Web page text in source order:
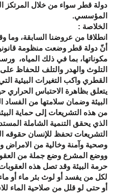
دولة قطر سواء من خلال المرتكز
المؤسسي.
الخلاصة :
انطلاقا من عروضنا السابقة،
أنّ دولة قطر وضعت منظومة
مكوناتها، بما في ذلك المياه،
التلوث والهدر والتلف للحفاظ
القطري واكب التغيرات البيئية
يتعلق بظاهرة الاحتباس
البيئة وضمان سلامتها من الفساد
من هذه التشريعات إلى حماية
الذي يحقق التنمية الشاملة
التشريعات تحفظ للإنسان حقوقه
وصحية وآمنة وخالية من الامراض
ووضع المشرع وضع جملة من
لكل من يفسد أو لوث بئر ماء أو
أو حتى لو قلل من صلاحية الماء